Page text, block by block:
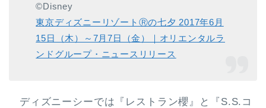
©Disney
東京ディズニーリゾートⓇの七夕 2017年6月
15日（木）～7月7日（金）｜オリエンタルラ
ンドグループ・ニュースリリース
ディズニーシーでは 『レストラン櫻』 と
『S.S.コ